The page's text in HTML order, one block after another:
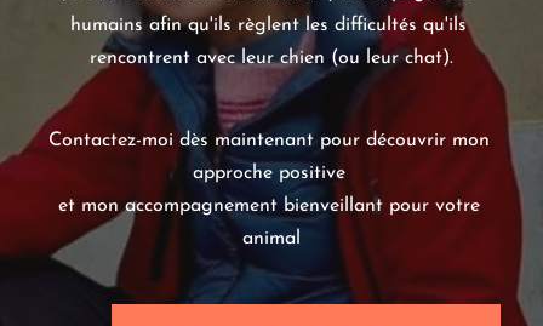
humains afin qu'ils règlent les difficultés qu'ils
rencontrent avec leur chien (ou leur chat).
Contactez-moi dès maintenant pour découvrir mon
approche positive
et mon accompagnement bienveillant pour votre
animal